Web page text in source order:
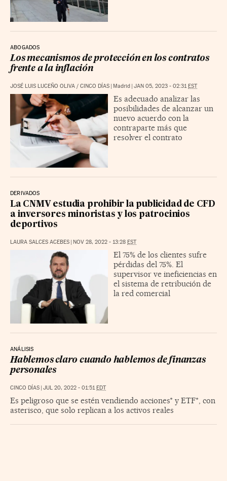
ABOGADOS
Los mecanismos de protección en los contratos
frente a la inflación
JOSÉ LUIS LUCEÑO OLIVA / CINCO DÍAS Madrid JAN 05, 2023 - 02:31 EST
Es adecuado analizar las
posibilidades de alcanzar un
nuevo acuerdo con la
contraparte más que
resolver el contrato
DERIVADOS
La CNMV estudia prohibir la publicidad de CFD
a inversores minoristas y los patrocinios
deportivos
LAURA SALCES ACEBES NOV 28, 2022 - 13:28 EST
El 75% de los clientes sufre
pérdidas del 75%. El
supervisor ve ineficiencias en
el sistema de retribución de
la red comercial
ANÁLISIS
Hablemos claro cuando hablemos de finanzas
personales
CINCO DÍAS JUL 20, 2022 - 01:51 EDT
Es peligroso que se estén vendiendo acciones* y ETF*, con
asterisco, que solo replican a los activos reales